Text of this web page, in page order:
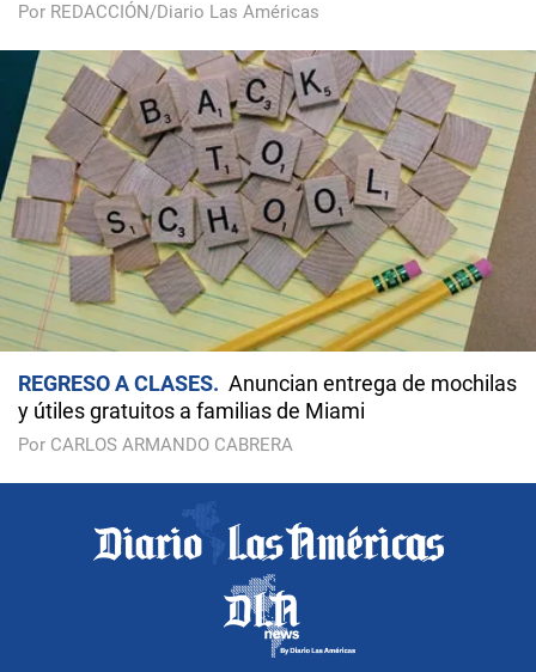
Por REDACCIÓN/Diario Las Américas
REGRESO A CLASES
Anuncian entrega de mochilas
y útiles gratuitos a familias de Miami
Por CARLOS ARMANDO CABRERA